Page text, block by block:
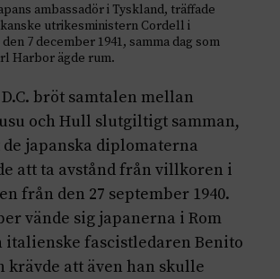
ambassadör i Tyskland, träffade
utrikesministern Cordell i
7 december 1941, samma dag som
Harbor ägde rum.
bröt samtalen mellan
och Hull slutgiltigt samman,
japanska diplomaterna
att ta avstånd från villkoren i
från den 27 september 1940.
vände sig japanerna i Rom
fascistledaren Benito
krävde att även han skulle